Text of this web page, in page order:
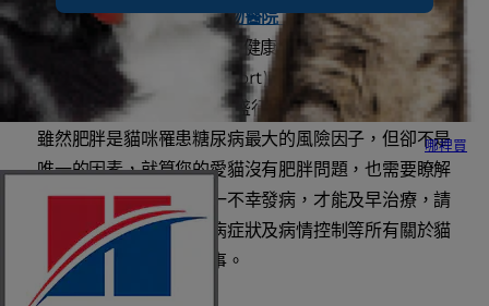
哪裡買
患糖尿病，根據班菲德動物醫院 (Banfield Pet
Hospital)發布的年度寵物健康報告 (the Annual
State of Pet Health Report) 指出，在 2006 年到
2015 年間，貓咪糖尿病的盛行率增加超過 18 % 以上。
雖然肥胖是貓咪罹患糖尿病最大的風險因子，但卻不是
唯一的因素，就算您的愛貓沒有肥胖問題，也需要瞭解
糖尿病的臨床症狀，萬一不幸發病，才能及早治療，請
繼續閱讀，以認識糖尿病症狀及病情控制等所有關於貓
咪糖尿病您需要知道的事。